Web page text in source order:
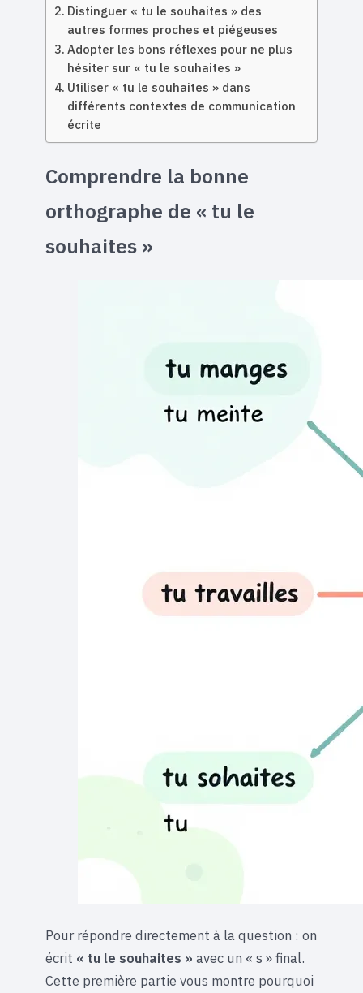
Distinguer « tu le souhaites » des
autres formes proches et piégeuses
Adopter les bons réflexes pour ne plus
hésiter sur « tu le souhaites »
Utiliser « tu le souhaites » dans
différents contextes de communication
écrite
Comprendre la bonne
orthographe de « tu le
souhaites »
Pour répondre directement à la question : on
écrit « tu le souhaites » avec un « s » final.
Cette première partie vous montre pourquoi